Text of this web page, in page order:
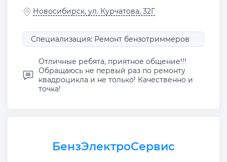
Новосибирск, ул. Курчатова, 32Г
Специализация: Ремонт бензотриммеров
Отличные ребята, приятное общение!!!
Обращаюсь не первый раз по ремонту
квадроцикла и не только! Качественно и
точка!
БензЭлектроСервис